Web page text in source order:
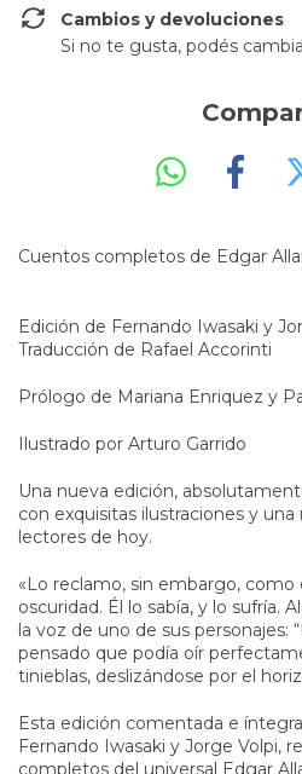
Cambios y devoluciones
Si no te gusta, podés
Cuentos completos de Edgar
Edición de Fernando Iwasaki y
Traducción de Rafael Accorinti
Prólogo de Mariana Enriquez y
Ilustrado por Arturo Garrido
Una nueva edición,
con exquisitas ilustraciones y
lectores de hoy.
«Lo reclamo, sin embargo, como
oscuridad. Él lo sabía, y lo sufría.
la voz de uno de sus personajes:
pensado que podía oír
tinieblas, deslizándose por el
Esta edición comentada e
Fernando Iwasaki y Jorge Volpi,
completos del universal Edgar